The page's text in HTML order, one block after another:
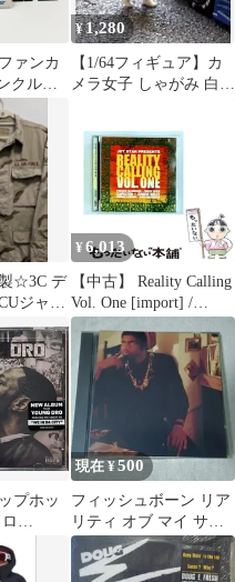
ァンカ
クル・
ツ・ユ
¥1,280
【1/64フィギュア】カ
メラ女子 しゃがみ 白ジ
☆3C デ
ジャケ
ッチ
¥ 6,013
【中古】 Reality Calling
Vol. One [import] /
Various / Jet Star
プホッ
Reality
現在 ¥500
フィッシュボーン リア
リティ オブ マイ サラ
ウンディング